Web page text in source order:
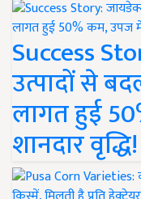
Success
उत्पादों से
लागत हुई
शानदार वृद्धि!